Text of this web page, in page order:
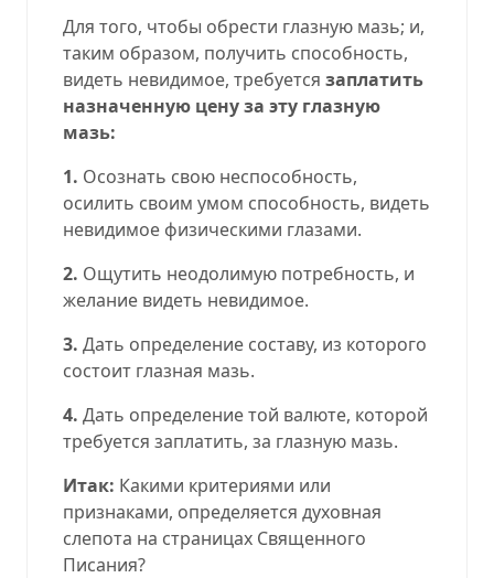
Для того, чтобы обрести глазную мазь; и,
таким образом, получить способность,
видеть невидимое, требуется заплатить
назначенную цену за эту глазную
мазь:
1. Осознать свою неспособность,
осилить своим умом способность, видеть
невидимое физическими глазами.
2. Ощутить неодолимую потребность, и
желание видеть невидимое.
3. Дать определение составу, из которого
состоит глазная мазь.
4. Дать определение той валюте, которой
требуется заплатить, за глазную мазь.
Итак: Какими критериями или
признаками, определяется духовная
слепота на страницах Священного
Писания?